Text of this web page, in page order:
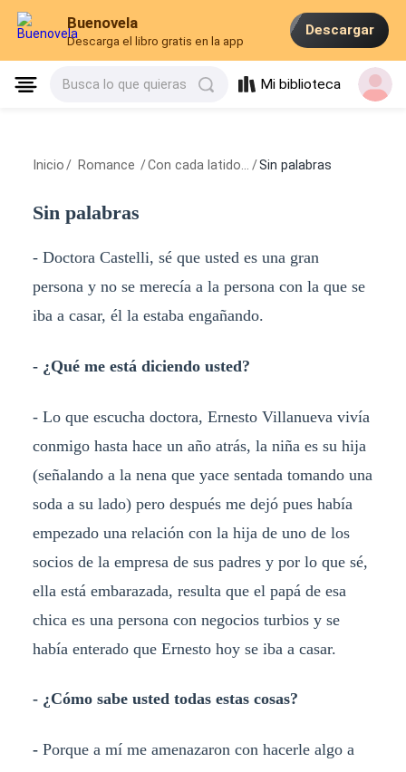
Buenovela
Descarga el libro gratis en la app
Descargar
Busca lo que quieras Mi biblioteca
Inicio / Romance /Con cada latido... /Sin palabras
Sin palabras
- Doctora Castelli, sé que usted es una gran
persona y no se merecía a la persona con la que se
iba a casar, él la estaba engañando.
- ¿Qué me está diciendo usted?
- Lo que escucha doctora, Ernesto Villanueva vivía
conmigo hasta hace un año atrás, la niña es su hija
(señalando a la nena que yace sentada tomando una
soda a su lado) pero después me dejó pues había
empezado una relación con la hija de uno de los
socios de la empresa de sus padres y por lo que sé,
ella está embarazada, resulta que el papá de esa
chica es una persona con negocios turbios y se
había enterado que Ernesto hoy se iba a casar.
- ¿Cómo sabe usted todas estas cosas?
-Porque a mí me amenazaron con hacerle algo a